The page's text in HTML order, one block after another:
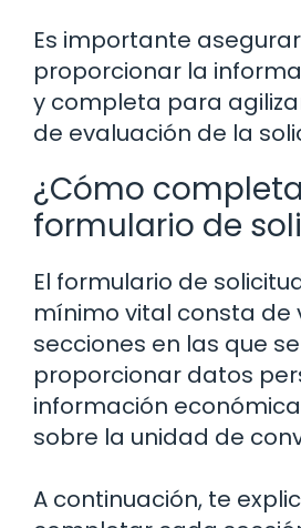
Es importante
proporcionar la
y completa para
de evaluación de la
¿Cómo
formulario de
El formulario de
mínimo vital consta de
secciones en las que
proporcionar datos
información
sobre la unidad de
A continuación, te